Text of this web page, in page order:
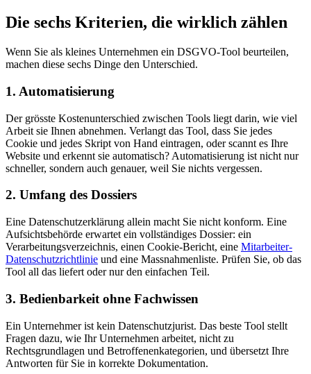
Die sechs Kriterien, die wirklich zählen
Wenn Sie als kleines Unternehmen ein DSGVO-Tool beurteilen,
machen diese sechs Dinge den Unterschied.
1. Automatisierung
Der grösste Kostenunterschied zwischen Tools liegt darin, wie viel
Arbeit sie Ihnen abnehmen. Verlangt das Tool, dass Sie jedes
Cookie und jedes Skript von Hand eintragen, oder scannt es Ihre
Website und erkennt sie automatisch? Automatisierung ist nicht nur
schneller, sondern auch genauer, weil Sie nichts vergessen.
2. Umfang des Dossiers
Eine Datenschutzerklärung allein macht Sie nicht konform. Eine
Aufsichtsbehörde erwartet ein vollständiges Dossier: ein
Verarbeitungsverzeichnis, einen Cookie-Bericht, eine Mitarbeiter-
Datenschutzrichtlinie und eine Massnahmenliste. Prüfen Sie, ob das
Tool all das liefert oder nur den einfachen Teil.
3. Bedienbarkeit ohne Fachwissen
Ein Unternehmer ist kein Datenschutzjurist. Das beste Tool stellt
Fragen dazu, wie Ihr Unternehmen arbeitet, nicht zu
Rechtsgrundlagen und Betroffenenkategorien, und übersetzt Ihre
Antworten für Sie in korrekte Dokumentation.